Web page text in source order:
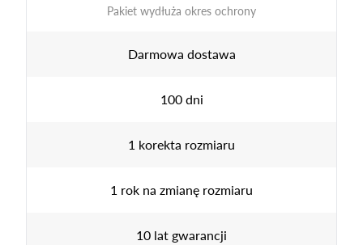
Pakiet wydłuża okres ochrony
Darmowa dostawa
100 dni
1 korekta rozmiaru
1 rok na zmianę rozmiaru
10 lat gwarancji